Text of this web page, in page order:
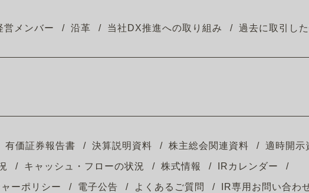
営メンバー 沿革 当社DX推進への取り組み 過去に取引し
有価証券報告書 決算説明資料 株主総会関連資料 適時開示
キャッシュ・フローの状況 株式情報 IRカレンダー
ーポリシー 電子公告 よくあるご質問 IR専用お問い合わ